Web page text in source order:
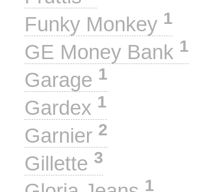
Funky Monkey 1
GE Money Bank 1
Garage 1
Gardex 1
Garnier 2
Gillette 3
1